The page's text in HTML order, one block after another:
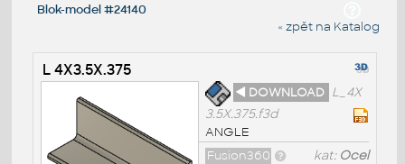
Blok-model #24140
« zpět na Katalog
L 4X3.5X.375
◄ DOWNLOAD L_4X
3.5X.375.f3d
ANGLE
kat: Ocel
Fusion360